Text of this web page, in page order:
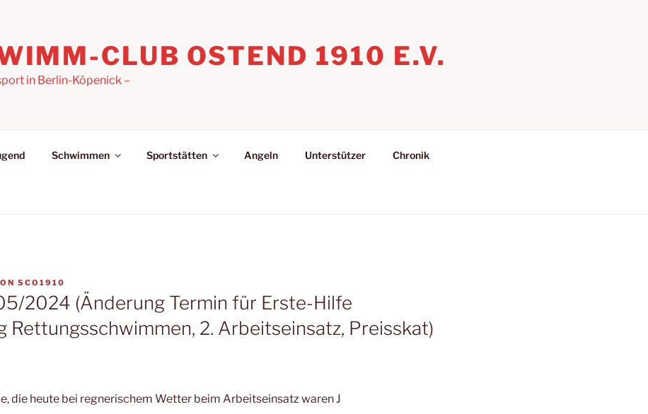
CLUB OSTEND 1910 E.V.
in Berlin-Köpenick –
Schwimmen Sportstätten Angeln Unterstützer Chronik
SCO1910
2024 (Änderung Termin für Erste-Hilfe
Rettungsschwimmen, 2. Arbeitseinsatz, Preisskat)
die heute bei regnerischem Wetter beim Arbeitseinsatz waren J